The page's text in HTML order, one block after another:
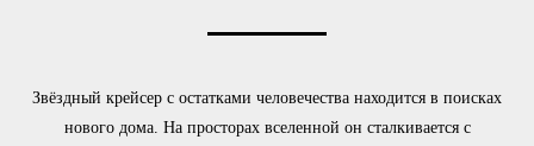
Звёздный крейсер с остатками человечества находится в поисках
нового дома. На просторах вселенной он сталкивается с